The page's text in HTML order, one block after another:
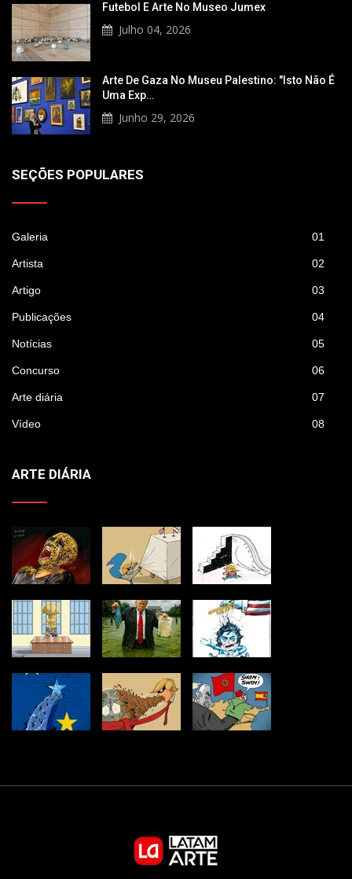
Futebol E Arte No Museo Jumex
Julho 04, 2026
Arte De Gaza No Museu Palestino: "Isto Não É
Uma Exp…
Junho 29, 2026
SEÇÕES POPULARES
Galeria 01
Artista 02
Artigo 03
Publicações 04
Notícias 05
Concurso 06
Arte diária 07
Vídeo 08
ARTE DIÁRIA